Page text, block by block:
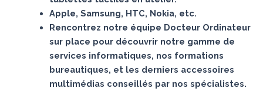
Apple, Samsung, HTC, Nokia, etc.
Rencontrez notre équipe Docteur Ordinateur
sur place pour découvrir notre gamme de
services informatiques, nos formations
bureautiques, et les derniers accessoires
multimédias conseillés par nos spécialistes.